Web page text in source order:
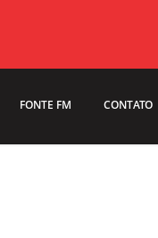
FONTE FM CONTATO